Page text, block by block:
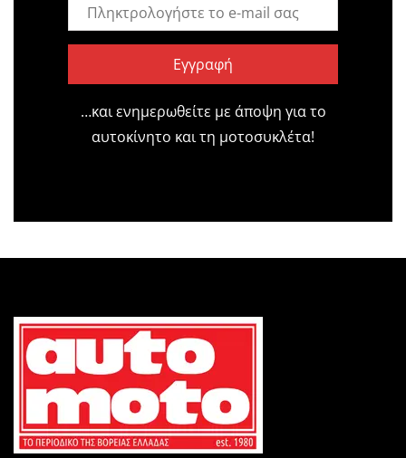
Εγγραφή
…και ενημερωθείτε με άποψη για το
αυτοκίνητο και τη μοτοσυκλέτα!